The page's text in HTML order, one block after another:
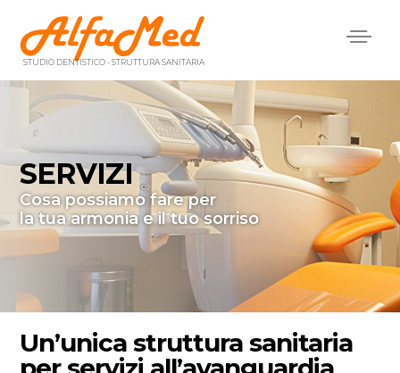
STUDIO DENTISTICO - STRUTTURA SANITARIA
principale
SERVIZI
Cosa possiamo fare per
la tua armonia e il tuo sorriso
Un’unica struttura sanitaria